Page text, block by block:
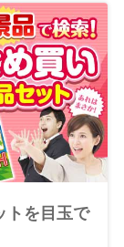
トを目玉で